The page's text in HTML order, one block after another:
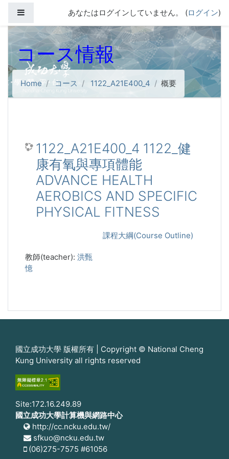
サイドパネルあなたはログインしていません。 (ログイン)
コース情報
Home コース 1122_A21E400_4 概要
1122_A21E400_4 1122_健
康有氧與專項體能
ADVANCE HEALTH
AEROBICS AND SPECIFIC
PHYSICAL FITNESS
課程大綱(Course Outline)
教師(teacher): 洪甄
憶
國立成功大學 版權所有 | Copyright © National Cheng
Kung University all rights reserved
Site:172.16.249.89
國立成功大學計算機與網路中心
http://cc.ncku.edu.tw/
sfkuo@ncku.edu.tw
(06)275-7575 #61056